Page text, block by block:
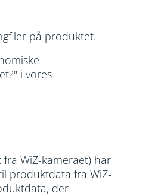
på produktet.
i vores
WiZ-kameraet) har
produktdata fra WiZ-
der